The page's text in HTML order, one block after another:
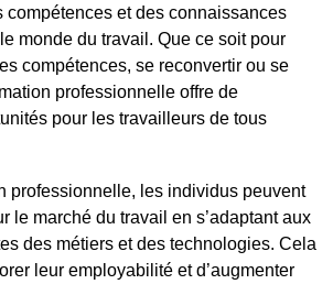
compétences et des connaissances
monde du travail. Que ce soit pour
compétences, se reconvertir ou se
professionnelle offre de
pour les travailleurs de tous
professionnelle, les individus peuvent
le marché du travail en s’adaptant aux
des métiers et des technologies. Cela
leur employabilité et d’augmenter